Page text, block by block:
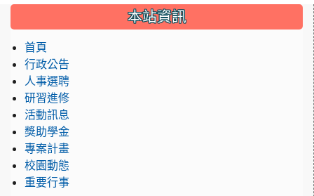
::: 本站資訊
首頁
行政公告
人事選聘
研習進修
活動訊息
獎助學金
專案計畫
校園動態
重要行事